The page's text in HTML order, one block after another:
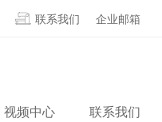
联系我们 企业邮箱
视频中心 联系我们